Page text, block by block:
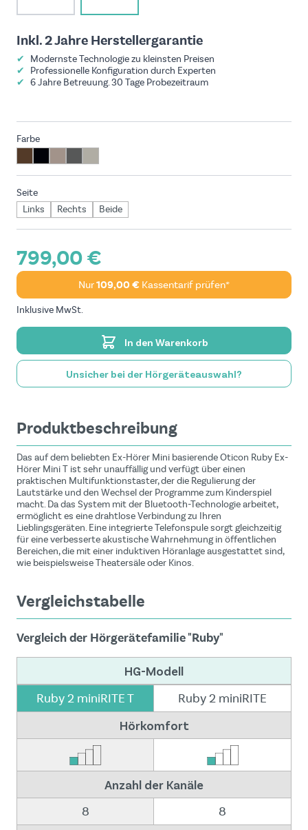
Inkl. 2 Jahre Herstellergarantie
✔
Modernste Technologie zu kleinsten Preisen
✔
Professionelle Konfiguration durch Experten
✔ 6 Jahre Betreuung. 30 Tage Probezeitraum
Farbe
Seite
Links
Rechts Beide
799,00 €
Nur109,00 € Kassentarif prüfen*
Inklusive MwSt.
In den Warenkorb
Unsicher bei der Hörgeräteauswahl?
Produktbeschreibung
Das auf dem beliebten Ex-Hörer Mini basierende Oticon Ruby Ex-
Hörer Mini T ist sehr unauffällig und verfügt über einen
praktischen Multifunktionstaster, der die Regulierung der
Lautstärke und den Wechsel der Programme zum Kinderspiel
macht. Da das System mit der Bluetooth-Technologie arbeitet,
ermöglicht es eine drahtlose Verbindung zu Ihren
Lieblingsgeräten. Eine integrierte Telefonspule sorgt gleichzeitig
für eine verbesserte akustische Wahrnehmung in öffentlichen
Bereichen, die mit einer induktiven Höranlage ausgestattet sind,
wie beispielsweise Theatersäle oder Kinos.
Vergleichstabelle
Vergleich der Hörgerätefamilie "Ruby"
HG-Modell
Ruby 2 miniRITE T
Ruby 2 miniRITE
Hörkomfort
Anzahl der Kanäle
8
8